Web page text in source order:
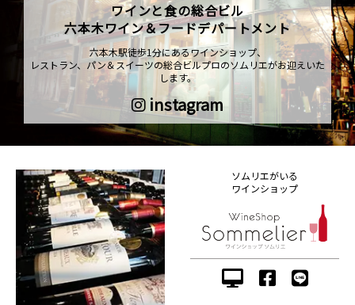
ワインと食の総合ビル
六本木ワイン＆フードデパートメント
六本木駅徒歩1分にあるワインショップ、
レストラン、パン＆スイーツの総合ビルプロのソムリエがお迎えいた
します。
instagram
ソムリエがいる
ワインショップ